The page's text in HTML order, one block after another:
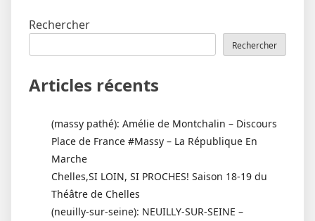
Rechercher
Rechercher
Articles récents
(massy pathé): Amélie de Montchalin – Discours
Place de France #Massy – La République En
Marche
Chelles,SI LOIN, SI PROCHES! Saison 18-19 du
Théâtre de Chelles
(neuilly-sur-seine): NEUILLY-SUR-SEINE –